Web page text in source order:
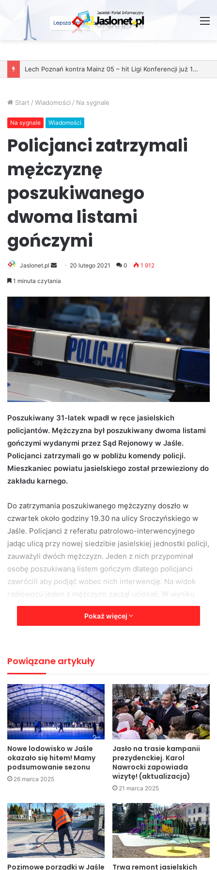
Lech Poznań kontra Mainz 05 – hit Ligi Konferencji już 11 grudnia
Start / Wiadomości / Na sygnale
Na sygnale Wiadomości
Policjanci zatrzymali
mężczyznę
poszukiwanego
dwoma listami
gończymi
Jaslonet.pl
e
a
n
e
a
i
20 lutego 2021 0 1 912
1 minuta czytania
Poszukiwany 31-latek wpadł w ręce jasielskich
policjantów. Mężczyzna był poszukiwany dwoma listami
gończymi wydanymi przez Sąd Rejonowy w Jaśle.
Policjanci zatrzymali go w pobliżu komendy policji.
Mieszkaniec powiatu jasielskiego został przewieziony do
zakładu karnego.
Do zatrzymania poszukiwanego mężczyzny doszło w
czwartek około godziny 19.30 na ulicy Sroczyńskiego w
Jaśle. Policjanci z referatu patrolowo-interwencyjnego
jadąc ulicą przy nowej siedzibie jasielskiej jednostki policji,
zauważyli dwóch mężczyzn. Jeden z nich przypominał
osobę poszukiwaną listem gończym dlatego policjanci
zawrócili aby podjąć wobec nich interwencję. Na widok
radiowozu jeden z mężczyzn zaczął uciekać. W wyniku
szybkiej reakcji mundurowych, po krótkim pościgu,
mężczyzna został zatrzymany.
okazał się osobą poszukiwaną dwoma listami gończymi
wydanymi przez Sąd Rejonowy w Jaśle.
Zgodnie z dyspozycją sądu mężczyzna trafił do zakładu
karnego.
KPP Jasło
Jasło miasto policja powiat
top
Pokaż więcej
Powiązane artykuły
Nowe lodowisko w Jaśle
okazało się hitem! Mamy
podsumowanie sezonu
26 marca 2025
Jasło na trasie kampanii
prezydenckiej. Karol
Nawrocki zapowiada
wizytę! (aktualizacja)
21 marca 2025
Pozimowe porządki w Jaśle Trwa remont jasielskich